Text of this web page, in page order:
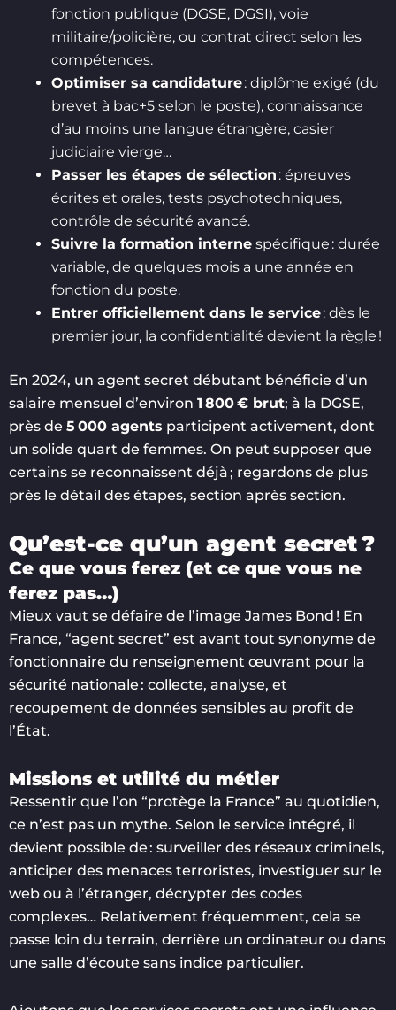
fonction publique (DGSE, DGSI), voie
militaire/policière, ou contrat direct selon les
compétences.
Optimiser sa candidature: diplôme exigé (du
brevet à bac+5 selon le poste), connaissance
d’au moins une langue étrangère, casier
judiciaire vierge…
Passer les étapes de sélection : épreuves
écrites et orales, tests psychotechniques,
contrôle de sécurité avancé.
Suivre la formation interne spécifique : durée
variable, de quelques mois a une année en
fonction du poste.
Entrer officiellement dans le service: dès le
premier jour, la confidentialité devient la règle !
En 2024, un agent secret débutant bénéficie d’un
salaire mensuel d’environ 1 800 € brut; à la DGSE,
près de 5 000 agents participent activement, dont
un solide quart de femmes. On peut supposer que
certains se reconnaissent déjà ; regardons de plus
près le détail des étapes, section après section.
Qu’est-ce qu’un agent secret ?
Ce que vous ferez (et ce que vous ne
ferez pas…)
Mieux vaut se défaire de l’image James Bond ! En
France, “agent secret” est avant tout synonyme de
fonctionnaire du renseignement œuvrant pour la
sécurité nationale : collecte, analyse, et
recoupement de données sensibles au profit de
l’État.
Missions et utilité du métier
Ressentir que l’on “protège la France” au quotidien,
ce n’est pas un mythe. Selon le service intégré, il
devient possible de : surveiller des réseaux criminels,
anticiper des menaces terroristes, investiguer sur le
web ou à l’étranger, décrypter des codes
complexes… Relativement fréquemment, cela se
passe loin du terrain, derrière un ordinateur ou dans
une salle d’écoute sans indice particulier.